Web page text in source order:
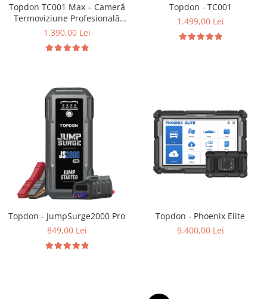
Topdon TC001 Max – Cameră
Termoviziune Profesională
256×192 (512×384 TISR)
Windows
1.390,00 Lei
Topdon - TC001
1.499,00 Lei
Topdon - JumpSurge2000 Pro
849,00 Lei
Topdon - Phoenix Elite
9.400,00 Lei